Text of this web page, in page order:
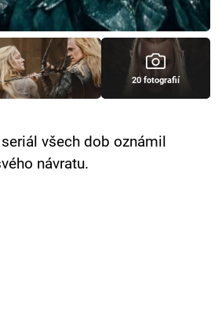
20 fotografií
všech dob oznámil
návratu.